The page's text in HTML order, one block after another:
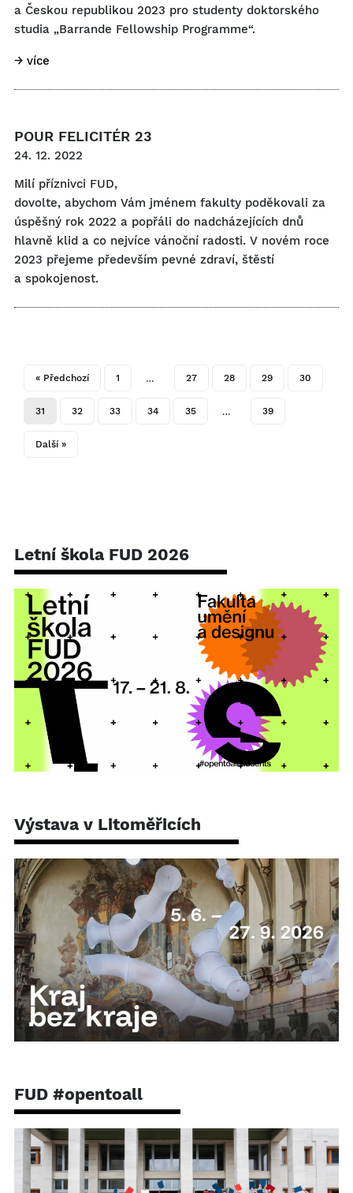
a Českou republikou 2023 pro studenty doktorského
studia „Barrande Fellowship Programme“.
→ více
POUR FELICITÉR 23
24. 12. 2022
Milí příznivci FUD,
dovolte, abychom Vám jménem fakulty poděkovali za
úspěšný rok 2022 a popřáli do nadcházejících dnů
hlavně klid a co nejvíce vánoční radosti. V novém roce
2023 přejeme především pevné zdraví, štěstí
a spokojenost.
« Předchozí 1 … 27 28 29 30
31 32 33 34 35 … 39
Další »
Letní škola FUD 2026
Výstava v Litoměřicích
FUD #opentoall